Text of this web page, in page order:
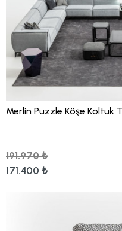
Merlin Puzzle Köşe Koltuk
191.970 ₺
171.400 ₺